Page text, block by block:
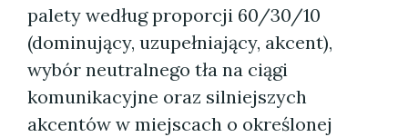
palety według proporcji 60/30/10
(dominujący, uzupełniający, akcent),
wybór neutralnego tła na ciągi
komunikacyjne oraz silniejszych
akcentów w miejscach o określonej